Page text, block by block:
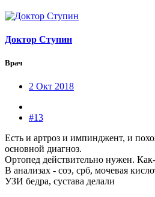
Доктор Ступин
Врач
2 Окт 2018
#13
Есть и артроз и импинджент, и
основной диагноз.
Ортопед действительно нужен.
В анализах - соэ, срб, мочевая
УЗИ бедра, сустава делали